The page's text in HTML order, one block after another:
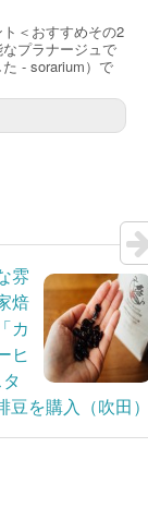
＜おすすめその2
プラナージュで
- sorarium）で
雰
焙
カ
ヒ
豆を購入（吹田